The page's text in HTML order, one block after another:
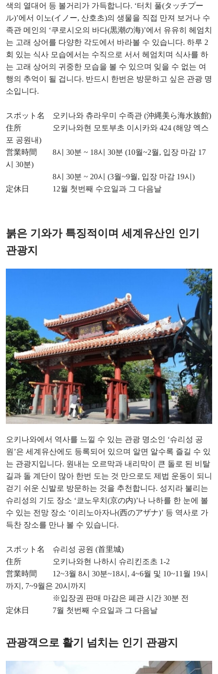
색의 열대어 등 볼거리가 가득합니다. ‘터치 풀(タッチプー
ル)’에서 이노(イノー, 산호초)의 생물을 직접 만져 보거나 수
족관 메인의 ‘쿠로시오의 바다(黒潮の海)’에서 유유히 헤엄치
는 고래 상어를 다양한 각도에서 바라볼 수 있습니다. 하루 2
회 있는 식사 모습에서는 수직으로 서서 헤엄치며 식사를 하
는 고래 상어의 귀중한 모습을 볼 수 있으며 잊을 수 없는 여
행의 추억이 될 겁니다. 반드시 한번은 방문하고 싶은 관광 명
소입니다.
スポット名 오키나와 츄라우미 수족관 (沖縄美ら海水族館)
住所 오키나와현 모토부초 이시카와 424 (해양 엑스
포 공원내)
営業時間 8시 30분 ~ 18시 30분 (10월~2월, 입장 마감 17
시 30분)
8시 30분 ~ 20시 (3월~9월, 입장 마감 19시)
定休日 12월 첫번째 수요일과 그 다음날
붉은 기와가 특징적이며 세계유산인 인기
관광지
오키나와에서 역사를 느낄 수 있는 관광 명소인 ‘슈리성 공
원’은 세계유산에도 등록되어 있으며 알면 알수록 즐길 수 있
는 관광지입니다. 원내는 오르막과 내리막이 큰 돌로 된 비탈
길과 돌 계단이 많아 한번 도는 것 만으로도 제법 운동이 되니
걷기 쉬운 신발로 방문하는 것을 추천합니다. 성지라 불리는
슈리성의 기도 장소 ‘쿄노우치(京の内)’나 나하를 한 눈에 볼
수 있는 전망 장소 ‘이리노아자나(西のアザナ)’ 등 역사로 가
득찬 장소를 만나 볼 수 있습니다.
スポット名 슈리성 공원 (首里城)
住所 오키나와현 나하시 슈리킨조초 1-2
営業時間 12~3월 8시 30분~18시, 4~6월 및 10~11월 19시
까지, 7~9월은 20시까지
※입장권 판매 마감은 폐관 시간 30분 전
定休日 7월 첫번째 수요일과 그 다음날
관광객으로 활기 넘치는 인기 관광지